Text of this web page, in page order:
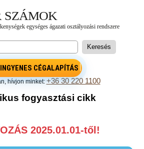
INGYENES CÉGALAPÍTÁS
hívjon minket:+36 30 220 1100
fogyasztási cikk
2025.01.01-től!